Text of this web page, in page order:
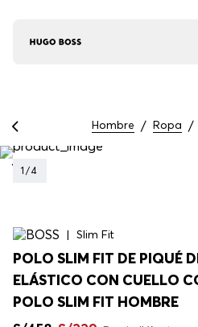
Hombre Ropa
1 /4
Slim Fit
POLO SLIM FIT DE PIQUÉ
ELÁSTICO CON CUELLO
POLO SLIM FIT HOMBRE
Asistente Virtual
en línea